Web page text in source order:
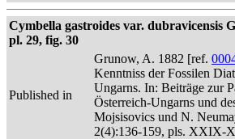
Cymbella gastroides var. dubravicensis
pl. 29, fig. 30
Published in
Grunow, A. 1882 [ref.
Kenntniss der Fossilen
Ungarns. In: Beiträge zur
Österreich-Ungarns und
Mojsisovics und N.
2(4):136-159, pls. XXIX-